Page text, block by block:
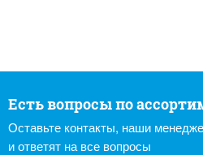
Есть вопросы по
Оставьте контакты, наши
и ответят на все вопросы